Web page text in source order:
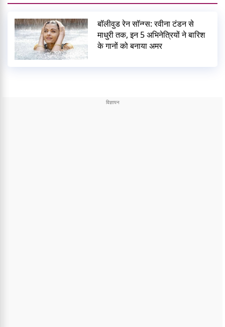
बॉलीवुड रेन सॉन्ग्स: रवीना टंडन से
माधुरी तक, इन 5 अभिनेत्रियों ने बारिश
के गानों को बनाया अमर